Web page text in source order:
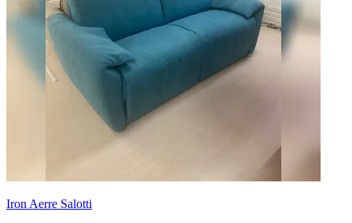
Iron Aerre Salotti